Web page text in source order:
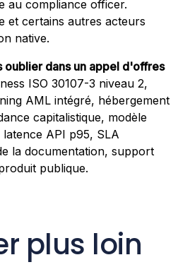
au compliance officer.
et certains autres acteurs
native.
oublier dans un appel d'offres
ISO 30107-3 niveau 2,
AML intégré, hébergement
capitalistique, modèle
API p95, SLA
la documentation, support
publique.
plus loin